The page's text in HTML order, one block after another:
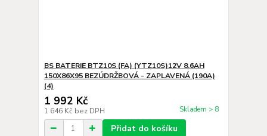
BS BATERIE BTZ10S (FA) (YTZ10S)12V 8.6AH
150X86X95 BEZÚDRŽBOVÁ - ZAPLAVENÁ (190A)
(4)
1 992 Kč
1 646 Kč bez DPH Skladem > 8
Přidat do košíku